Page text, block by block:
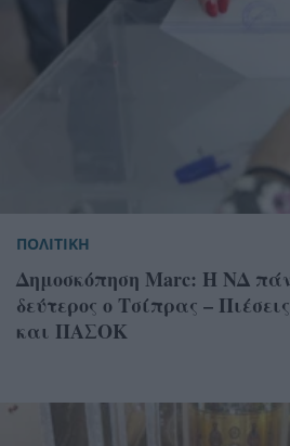
ΠΟΛΙΤΙΚΗ
Δημοσκόπηση Marc: Η ΝΔ
δεύτερος ο Τσίπρας –
και ΠΑΣΟΚ